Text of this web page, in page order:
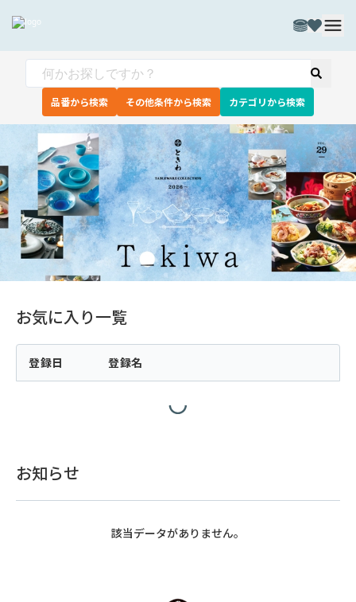
品番から検索 その他条件から検索 カテゴリから検索
お気に入り一覧
登録日 登録名
お知らせ
該当データがありません。